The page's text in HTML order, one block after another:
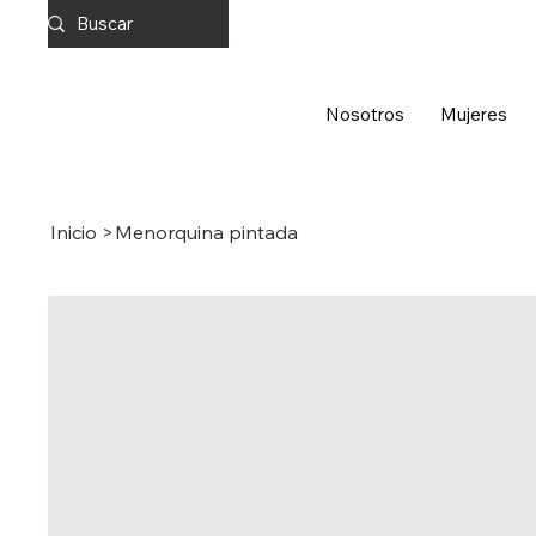
Nosotros Mujeres
Inicio > Menorquina pintada